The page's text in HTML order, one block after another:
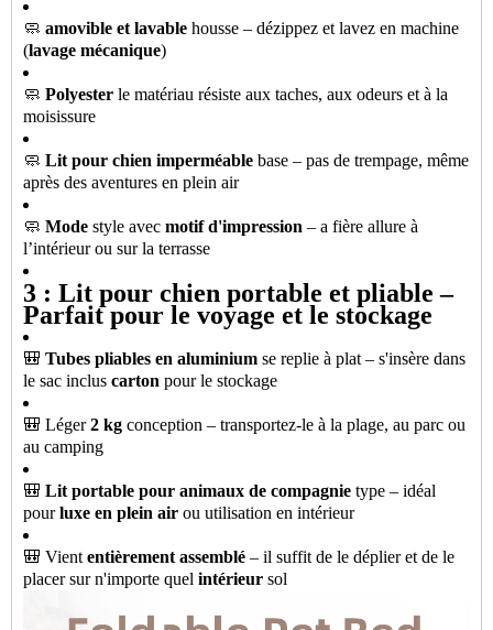
🧼 amovible et lavable housse – dézippez et lavez en machine
(lavage mécanique)
🧼 Polyester le matériau résiste aux taches, aux odeurs et à la
moisissure
🧼 Lit pour chien imperméable base – pas de trempage, même
après des aventures en plein air
🧼 Mode style avec motif d'impression – a fière allure à
l’intérieur ou sur la terrasse
3 : Lit pour chien portable et pliable –
Parfait pour le voyage et le stockage
🎒 Tubes pliables en aluminium se replie à plat – s'insère dans
le sac inclus carton pour le stockage
🎒 Léger2 kg conception – transportez-le à la plage, au parc ou
au camping
🎒 Lit portable pour animaux de compagnie type – idéal
pourluxe en plein air ou utilisation en intérieur
🎒 Vient entièrement assemblé – il suffit de le déplier et de le
placer sur n'importe quel intérieur sol